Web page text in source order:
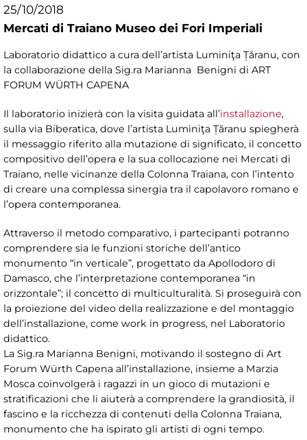
25/10/2018
Mercati di Traiano Museo dei Fori Imperiali
Laboratorio didattico a cura dell’artista Luminiţa Țăranu, con
la collaborazione della Sig.ra Marianna Benigni di ART
FORUM WÜRTH CAPENA
Il laboratorio inizierà con la visita guidata all’installazione,
sulla via Biberatica, dove l’artista Luminiţa Țăranu spiegherà
il messaggio riferito alla mutazione di significato, il concetto
compositivo dell’opera e la sua collocazione nei Mercati di
Traiano, nelle vicinanze della Colonna Traiana, con l’intento
di creare una complessa sinergia tra il capolavoro romano e
l’opera contemporanea.
Attraverso il metodo comparativo, i partecipanti potranno
comprendere sia le funzioni storiche dell’antico
monumento “in verticale”, progettato da Apollodoro di
Damasco, che l’interpretazione contemporanea “in
orizzontale”; il concetto di multiculturalità. Si proseguirà con
la proiezione del video della realizzazione e del montaggio
dell’installazione, come work in progress, nel Laboratorio
didattico.
La Sig.ra Marianna Benigni, motivando il sostegno di Art
Forum Würth Capena all’installazione, insieme a Marzia
Mosca coinvolgerà i ragazzi in un gioco di mutazioni e
stratificazioni che li aiuterà a comprendere la grandiosità, il
fascino e la ricchezza di contenuti della Colonna Traiana,
monumento che ha ispirato gli artisti di ogni tempo.